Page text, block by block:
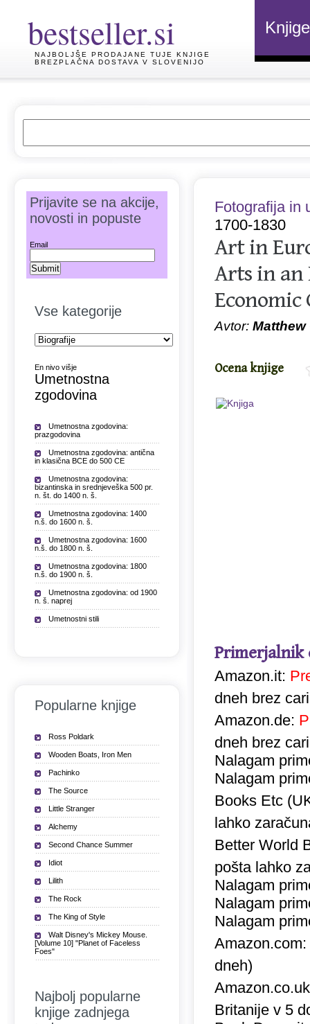
bestseller.si
NAJBOLJŠE PRODAJANE TUJE KNJIGE
BREZPLAČNA DOSTAVA V SLOVENIJO
Knjige
Fotografija in
1700-1830
Art in
Arts in an
Economic
Avtor: Matthew
Ocena knjige
Primerjalnik
Amazon.it:
dneh brez
Amazon.de:
dneh brez
Nalagam
Nalagam
Books Etc
lahko
Better World
pošta lahko
Nalagam
Nalagam
Nalagam
Amazon.com:
dneh)
Britanije v 5
Prijavite se na akcije,
novosti in popuste
Email
Vse kategorije
En nivo višje
Umetnostna
zgodovina
Umetnostna zgodovina:
prazgodovina
Umetnostna zgodovina: antična
in klasična BCE do 500 CE
Umetnostna zgodovina:
bizantinska in srednjeveška 500 pr.
n. št. do 1400 n. š.
Umetnostna zgodovina: 1400
n.š. do 1600 n. š.
Umetnostna zgodovina: 1600
n.š. do 1800 n. š.
Umetnostna zgodovina: 1800
n.š. do 1900 n. š.
Umetnostna zgodovina: od 1900
n. š. naprej
Umetnostni stili
Popularne knjige
Ross Poldark
Wooden Boats, Iron Men
Pachinko
The Source
Little Stranger
Alchemy
Second Chance Summer
Idiot
Lilith
The Rock
The King of Style
Walt Disney's Mickey Mouse.
[Volume 10] "Planet of Faceless
Foes"
Najbolj popularne
knjige zadnjega